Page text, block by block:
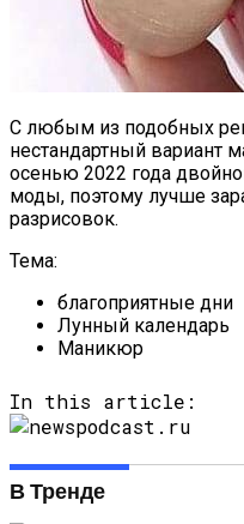
С любым из подобных
нестандартный вариант
осенью 2022 года
моды, поэтому лучше
разрисовок.
Тема:
благоприятные дни
Лунный календарь
Маникюр
In this article:
В Тренде